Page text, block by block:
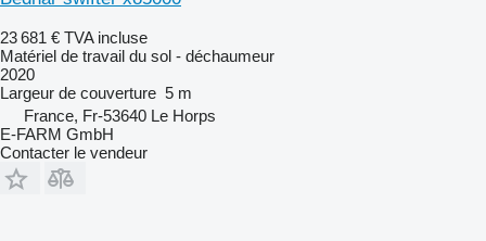
23 681 € TVA incluse
Matériel de travail du sol - déchaumeur
2020
Largeur de couverture 5 m
France, Fr-53640 Le Horps
E-FARM GmbH
Contacter le vendeur